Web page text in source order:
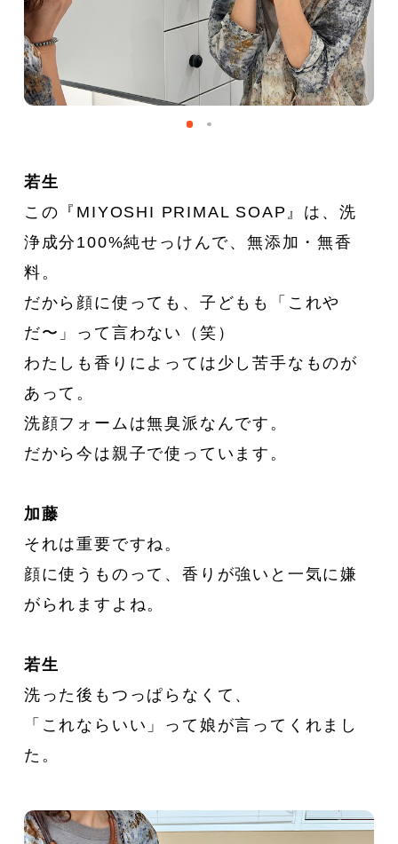
若生
この『MIYOSHI PRIMAL SOAP』は、洗
浄成分100%純せっけんで、無添加・無香
料。
だから顔に使っても、子どもも「これや
だ〜」って言わない（笑）
わたしも香りによっては少し苦手なものが
あって。
洗顔フォームは無臭派なんです。
だから今は親子で使っています。
加藤
それは重要ですね。
顔に使うものって、香りが強いと一気に嫌
がられますよね。
若生
洗った後もつっぱらなくて、
「これならいい」って娘が言ってくれまし
た。